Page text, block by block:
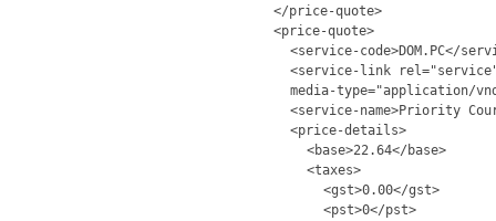
</price-quote>
<price-quote>
<service-code>DOM.PC</
<service-link rel="service"
media-type="application/
<service-name>Priority
<price-details>
<base>22.64</base>
<taxes>
<gst>0.00</gst>
<pst>0</pst>